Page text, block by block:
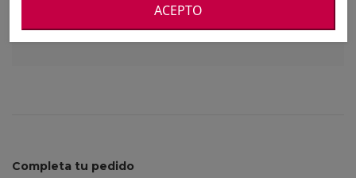
Completa tu pedido
ACEPTO